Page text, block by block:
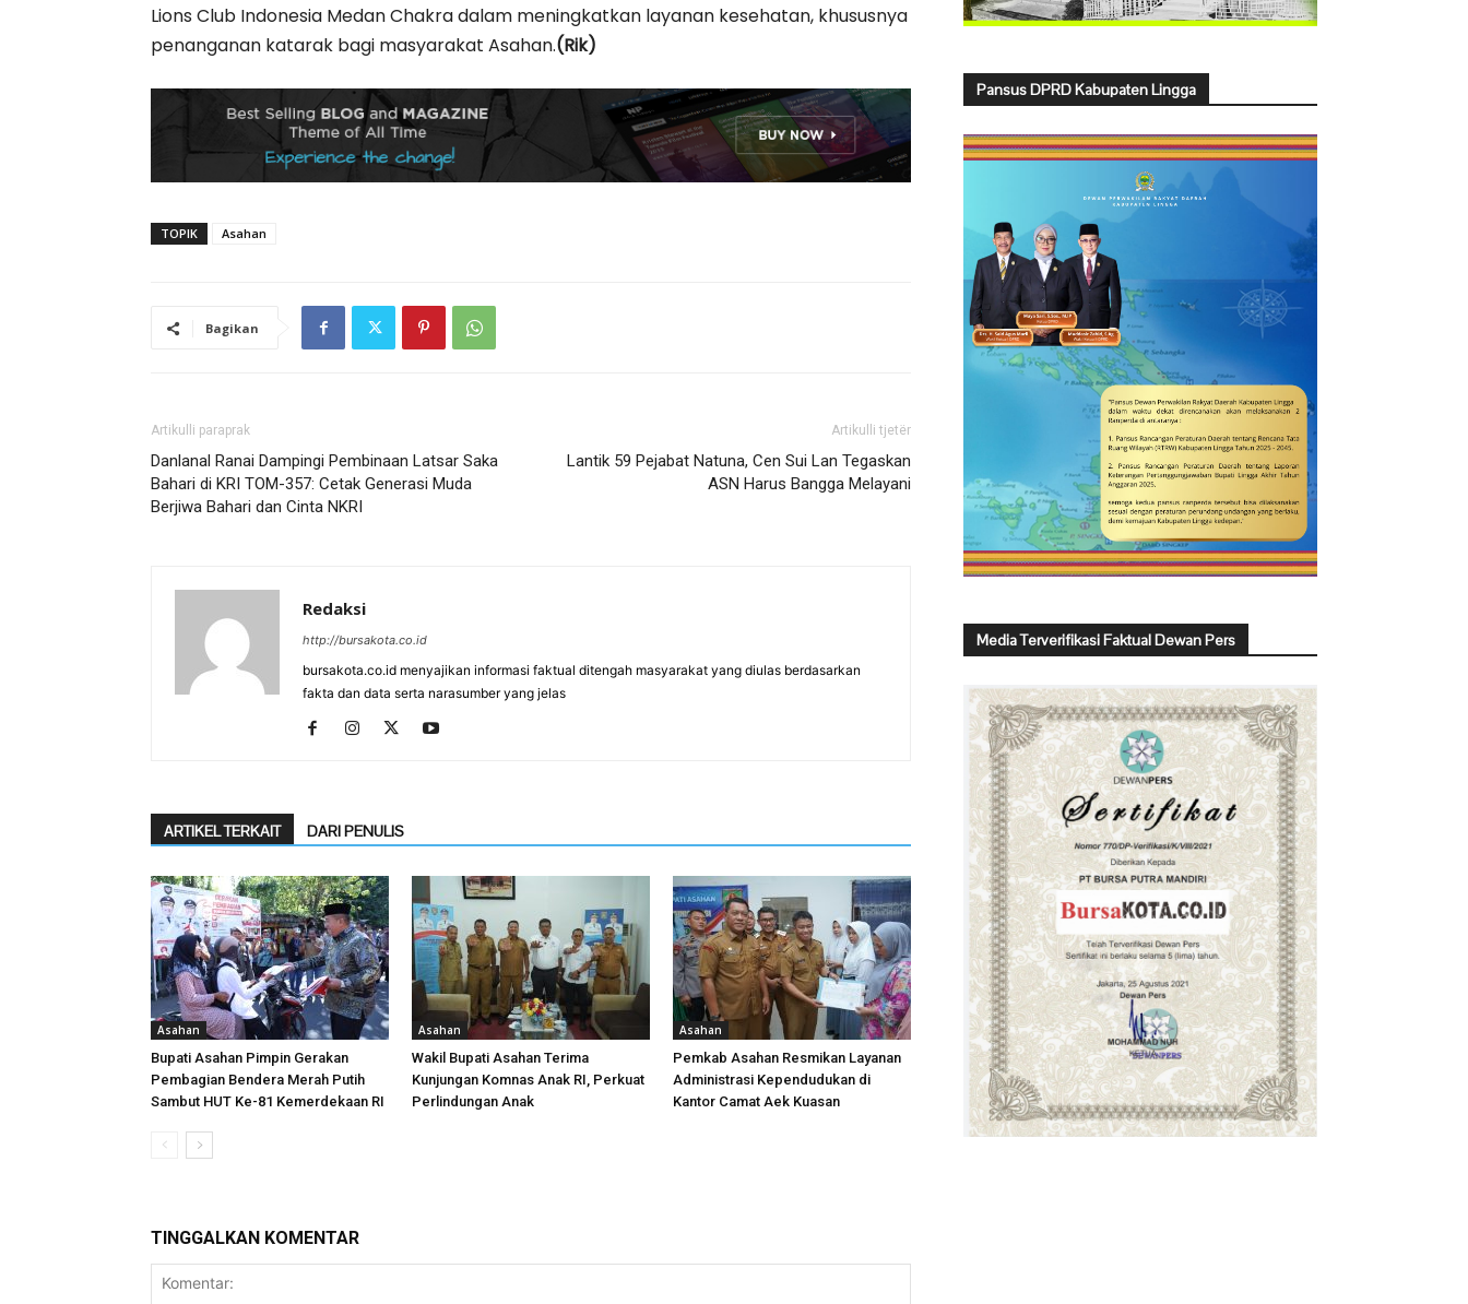
Lions Club Indonesia Medan Chakra dalam meningkatkan layanan kesehatan, khususnya
penanganan katarak bagi masyarakat Asahan.(Rik)
TOPIK Asahan
Bagikan
Artikulli paraprak
Danlanal Ranai Dampingi Pembinaan Latsar Saka
Bahari di KRI TOM-357: Cetak Generasi Muda
Berjiwa Bahari dan Cinta NKRI
Artikulli tjetër
Lantik 59 Pejabat Natuna, Cen Sui Lan Tegaskan
ASN Harus Bangga Melayani
Redaksi
http://bursakota.co.id
bursakota.co.id menyajikan informasi faktual ditengah masyarakat yang diulas berdasarkan
fakta dan data serta narasumber yang jelas
ARTIKEL TERKAIT DARI PENULIS
Asahan
Bupati Asahan Pimpin Gerakan
Pembagian Bendera Merah Putih
Sambut HUT Ke-81 Kemerdekaan RI
Asahan
Wakil Bupati Asahan Terima
Kunjungan Komnas Anak RI, Perkuat
Perlindungan Anak
Asahan
Pemkab Asahan Resmikan Layanan
Administrasi Kependudukan di
Kantor Camat Aek Kuasan
TINGGALKAN KOMENTAR
Pansus DPRD Kabupaten Lingga
Media Terverifikasi Faktual Dewan Pers